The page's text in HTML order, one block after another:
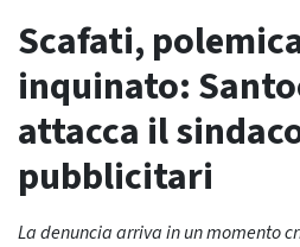
Scafati,
inquinato:
attacca il
pubblicitari
La denuncia arriva in un momento